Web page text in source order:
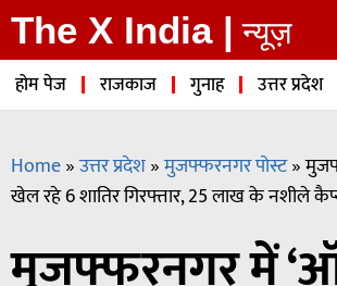
The X India | न्यूज़
होम पेज राजकाज गुनाह उत्तर प्रदेश
Home»उत्तर प्रदेश»मुजफ्फरनगर पोस्ट»
खेल रहे 6 शातिर गिरफ्तार, 25 लाख के नशीले